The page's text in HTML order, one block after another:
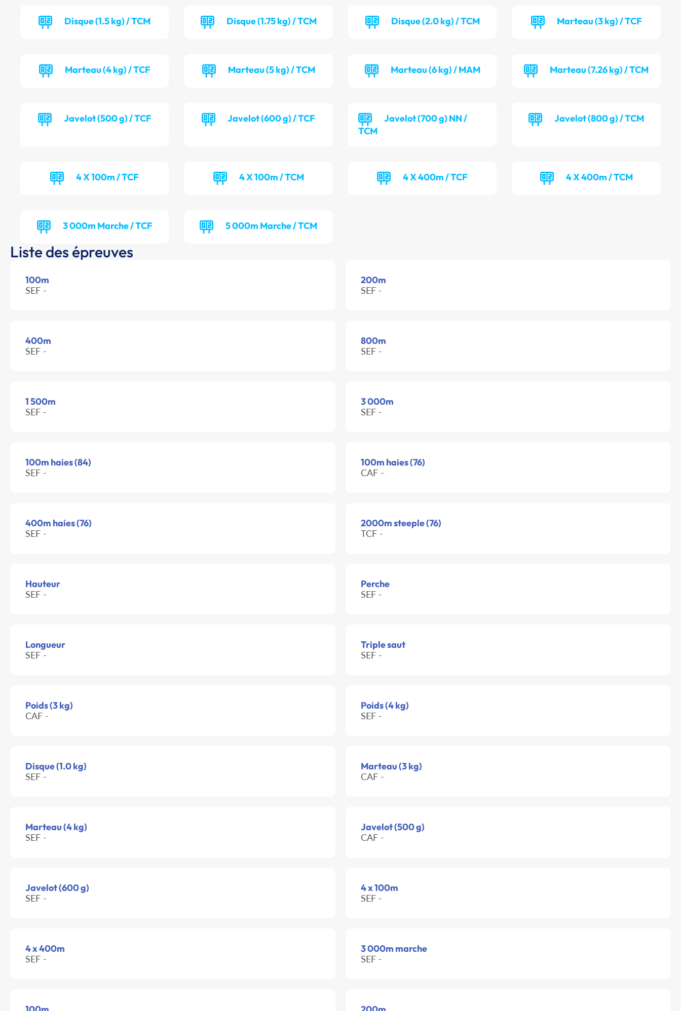
Disque (1.5 kg) / TCM Disque (1.75 kg) / TCM Disque (2.0 kg) / TCM Marteau (3 kg) / TCF
Marteau (4 kg) / TCF Marteau (5 kg) / TCM Marteau (6 kg) / MAM Marteau (7.26 kg) / TCM
Javelot (500 g) / TCF Javelot (600 g) / TCF
Javelot (700 g) NN /
TCM
Javelot (800 g) / TCM
4 X 100m / TCF 4 X 100m / TCM 4 X 400m / TCF 4 X 400m / TCM
3 000m Marche / TCF 5 000m Marche / TCM
Liste des épreuves
100m
SEF -
200m
SEF -
400m
SEF -
800m
SEF -
1 500m
SEF -
3 000m
SEF -
100m haies (84)
SEF -
100m haies (76)
CAF -
400m haies (76)
SEF -
2000m steeple (76)
TCF -
Hauteur
SEF -
Perche
SEF -
Longueur
SEF -
Triple saut
SEF -
Poids (3 kg)
CAF -
Poids (4 kg)
SEF -
Disque (1.0 kg)
SEF -
Marteau (3 kg)
CAF -
Marteau (4 kg)
SEF -
Javelot (500 g)
CAF -
Javelot (600 g)
SEF -
4 x 100m
SEF -
4 x 400m
SEF -
3 000m marche
SEF -